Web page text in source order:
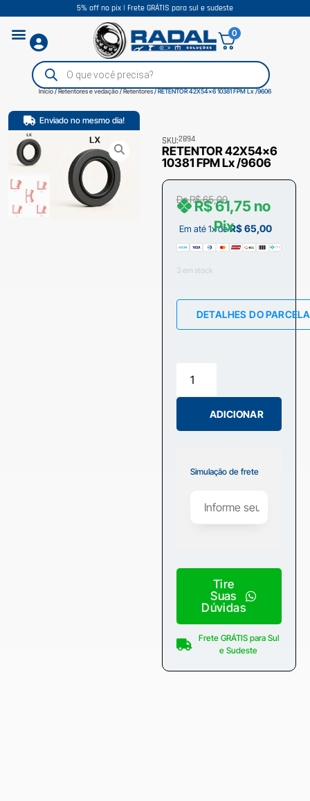
5% off no pix | Frete GRÁTIS para sul e sudeste
0
Início/Retentores e vedação/Retentores/ RETENTOR 42X54x6 10381 FPM Lx /9606
Enviado no mesmo dia!
SKU:2894
RETENTOR 42X54x6
10381 FPM Lx /9606
DeR$65,00
Em até 1x deR$65,00
R$61,75 no
Pix
3 em stock
DETALHES DO
ADICIONAR
Simulação de frete
Tire
Suas
Dúvidas
Frete GRÁTIS para Sul
e Sudeste